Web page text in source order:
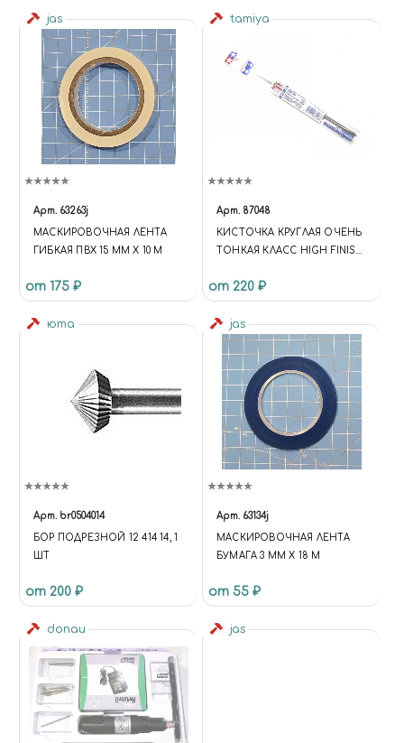
jas
Арт. 63263j
МАСКИРОВОЧНАЯ ЛЕНТА
ГИБКАЯ ПВХ 15 ММ Х 10 М
от 175 ₽
tamiya
Арт. 87048
КИСТОЧКА КРУГЛАЯ ОЧЕНЬ
ТОНКАЯ КЛАСС HIGH FINISH
ВОЛОКНО)
от 220 ₽
юта
Арт. br0504014
БОР ПОДРЕЗНОЙ 12 414 14, 1
от 200 ₽
jas
Арт. 63134j
МАСКИРОВОЧНАЯ ЛЕНТА
БУМАГА 3 ММ Х 18 М
от 55 ₽
donau jas